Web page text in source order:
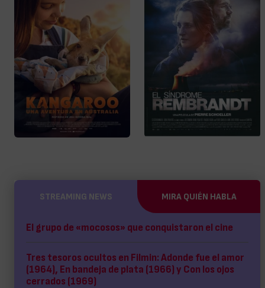
STREAMING NEWS MIRA QUIÉN HABLA
El grupo de «mocosos» que conquistaron el cine
Tres tesoros ocultos en Filmin: Adonde fue el amor
(1964), En bandeja de plata (1966) y Con los ojos
cerrados (1969)